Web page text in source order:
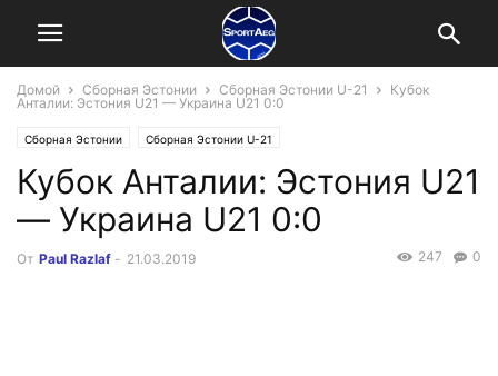
Домой Сборная Эстонии Сборная Эстонии U-21
Кубок
Анталии: Эстония U21 — Украина U21 0:0
Сборная Эстонии Сборная Эстонии U-21
Кубок Анталии: Эстония U21
— Украина U21 0:0
От Paul Razlaf - 21.03.2019 0
247